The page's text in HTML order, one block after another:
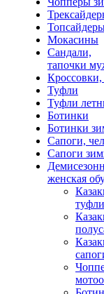
Мокасины
Сандали,
тапочки
Туфли
Туфли
Ботинки
Ботинки
Сапоги,
Сапоги
женская
туфли